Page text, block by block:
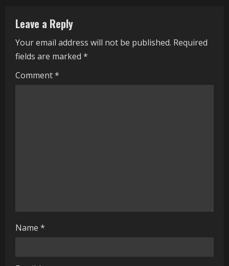
u
e
R
Leave a Reply
Your email address will not be published. Required
fields are marked *
Comment*
Name *